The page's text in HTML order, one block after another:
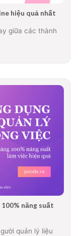
hiệu quả nhất
giữa các thành
năng suất
quản lý liệu